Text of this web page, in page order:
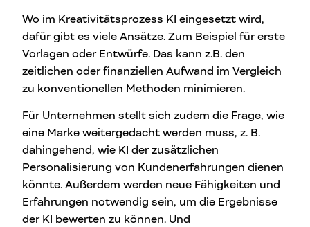
Wo im Kreativitätsprozess KI eingesetzt wird,
dafür gibt es viele Ansätze. Zum Beispiel für erste
Vorlagen oder Entwürfe. Das kann z.B. den
zeitlichen oder finanziellen Aufwand im Vergleich
zu konventionellen Methoden minimieren.
Für Unternehmen stellt sich zudem die Frage, wie
eine Marke weitergedacht werden muss, z. B.
dahingehend, wie KI der zusätzlichen
Personalisierung von Kundenerfahrungen dienen
könnte. Außerdem werden neue Fähigkeiten und
Erfahrungen notwendig sein, um die Ergebnisse
der KI bewerten zu können. Und